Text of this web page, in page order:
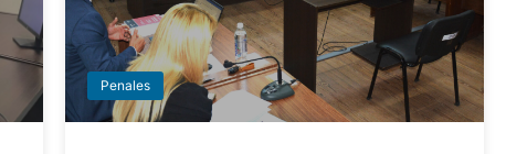
Penales